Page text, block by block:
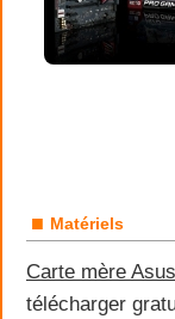
■ Matériels
Carte mère
télécharger